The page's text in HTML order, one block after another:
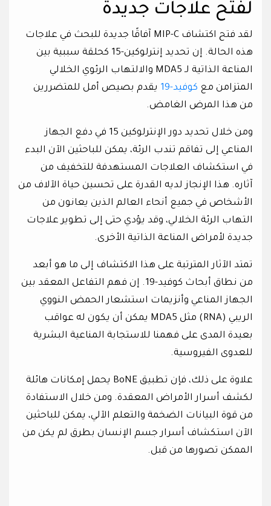
لفتح علاجات جديدة
لقد فتح اكتشاف MIP-C آفاقًا جديدة للبحث في علاجات
هذه الحالة. إن تحديد إنترلوكين-15 كحلقة سببية بين
المناعة الذاتية لـ MDA5 والالتهاب الرئوي الخلالي
المتزامن مع كوفيد-19
يقدم بصيص أمل للمتضررين
من هذا المرض الغامض.
ومن خلال تحديد دور الإنترلوكين 15 في دفع الجهاز
المناعي إلى تفاقم تندب الرئة، يمكن للباحثين الآن البدء
في استكشاف العلاجات المستهدفة للتخفيف من
آثاره. هذا الإنجاز لديه القدرة على تحسين حياة الآلاف من
الأشخاص في جميع أنحاء العالم الذين يعانون من
التهاب الرئة الخلالي، وقد يؤدي حتى إلى تطوير علاجات
جديدة لأمراض المناعة الذاتية الأخرى.
تمتد الآثار المترتبة على هذا الاكتشاف إلى ما هو أبعد
من نطاق أبحاث كوفيد-19. إن فهم التفاعل المعقد بين
الجهاز المناعي وأنزيمات استشعار الحمض النووي
الريبي (RNA) مثل MDA5 يمكن أن يكون له عواقب
بعيدة المدى على فهمنا للاستجابة المناعية البشرية
للعدوى الفيروسية.
علاوة على ذلك، فإن تطبيق BoNE يحمل إمكانات هائلة
لكشف أسرار الأمراض المعقدة. ومن خلال الاستفادة
من قوة البيانات الضخمة والتعلم الآلي، يمكن للباحثين
الآن استكشاف أسرار جسم الإنسان بطرق لم يكن من
الممكن تصورها من قبل.